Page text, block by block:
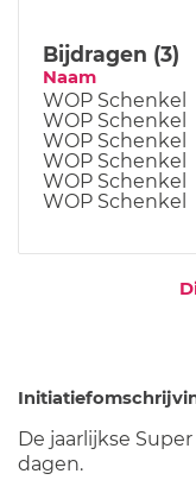
Bijdragen (3)
Naam
WOP Schenkel
WOP Schenkel
WOP Schenkel
WOP Schenkel
WOP Schenkel
WOP Schenkel
De jaarlijkse
dagen.